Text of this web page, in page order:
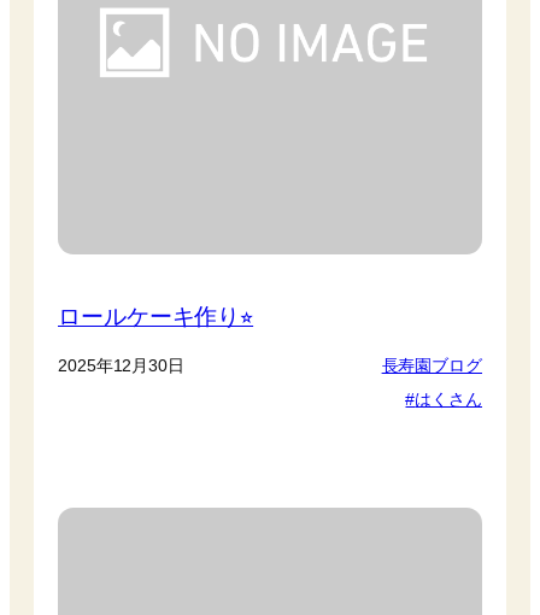
ロールケーキ作り⭐︎
2025年12月30日
長寿園ブログ
はくさん